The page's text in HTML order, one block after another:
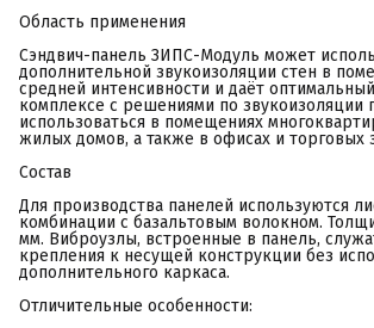
Область применения
Сэндвич-панель ЗИПС-Модуль может
дополнительной звукоизоляции стен в
средней интенсивности и даёт
комплексе с решениями по звукоизоляции
использоваться в помещениях
жилых домов, а также в офисах и торговых
Состав
Для производства панелей используются
комбинации с базальтовым волокном.
мм. Виброузлы, встроенные в панель,
крепления к несущей конструкции без
дополнительного каркаса.
Отличительные особенности: